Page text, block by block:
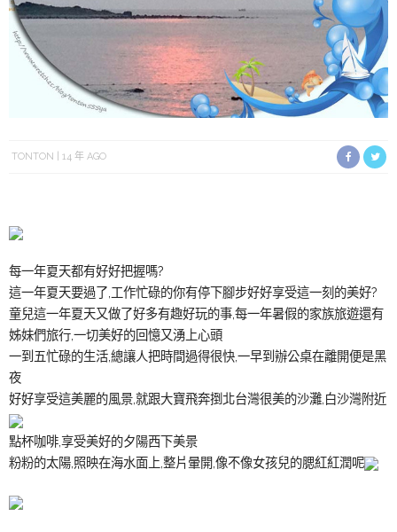
TONTON 14 年 AGO
每一年夏天都有好好把握嗎?
這一年夏天要過了,工作忙碌的你有停下腳步好好享受這一刻的美好?
童兒這一年夏天又做了好多有趣好玩的事,每一年暑假的家族旅遊還有
姊妹們旅行,一切美好的回憶又湧上心頭
一到五忙碌的生活,總讓人把時間過得很快,一早到辦公桌在離開便是黑
夜
好好享受這美麗的風景,就跟大寶飛奔捯北台灣很美的沙灘,白沙灣附近
點杯咖啡,享受美好的夕陽西下美景
粉粉的太陽,照映在海水面上,整片暈開,像不像女孩兒的腮紅紅潤呢